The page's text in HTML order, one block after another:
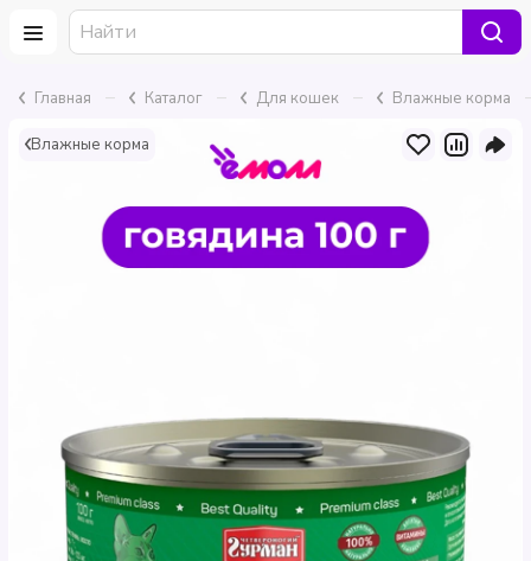
Главная – Каталог – Для кошек – Влажные корма
Влажные корма